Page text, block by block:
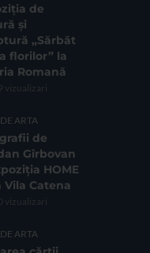
de
și
„Sărbăt
florilor” la
Romană
vizualizari
ARTA
de
Gîrbovan
HOME
Vila Catena
vizualizari
ARTA